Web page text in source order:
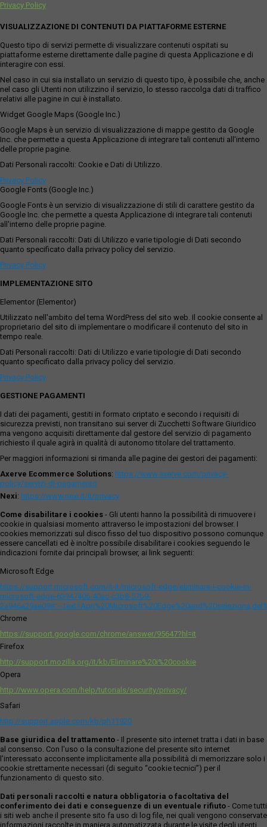
Privacy Policy
VISUALIZZAZIONE DI CONTENUTI DA PIATTAFORME ESTERNE
Questo tipo di servizi permette di visualizzare contenuti ospitati su
piattaforme esterne direttamente dalle pagine di questa Applicazione e di
interagire con essi.
Nel caso in cui sia installato un servizio di questo tipo, è possibile che, anche
nel caso gli Utenti non utilizzino il servizio, lo stesso raccolga dati di traffico
relativi alle pagine in cui è installato.
Widget Google Maps (Google Inc.)
Google Maps è un servizio di visualizzazione di mappe gestito da Google
Inc. che permette a questa Applicazione di integrare tali contenuti all'interno
delle proprie pagine.
Dati Personali raccolti: Cookie e Dati di Utilizzo.
Privacy Policy
Google Fonts (Google Inc.)
Google Fonts è un servizio di visualizzazione di stili di carattere gestito da
Google Inc. che permette a questa Applicazione di integrare tali contenuti
all'interno delle proprie pagine.
Dati Personali raccolti: Dati di Utilizzo e varie tipologie di Dati secondo
quanto specificato dalla privacy policy del servizio.
Privacy Policy
IMPLEMENTAZIONE SITO
Elementor (Elementor)
Utilizzato nell'ambito del tema WordPress del sito web. Il cookie consente al
proprietario del sito di implementare o modificare il contenuto del sito in
tempo reale.
Dati Personali raccolti: Dati di Utilizzo e varie tipologie di Dati secondo
quanto specificato dalla privacy policy del servizio.
Privacy Policy
GESTIONE PAGAMENTI
I dati dei pagamenti, gestiti in formato criptato e secondo i requisiti di
sicurezza previsti, non transitano sui server di Zucchetti Software Giuridico
ma vengono acquisiti direttamente dal gestore del servizio di pagamento
richiesto il quale agirà in qualità di autonomo titolare del trattamento.
Per maggiori informazioni si rimanda alle pagine dei gestori dei pagamenti:
Axerve Ecommerce Solutions: https://www.axerve.com/privacy-
policy/servizi-di-pagamento
Nexi: https://www.nexi.it/it/privacy
Come disabilitare i cookies - Gli utenti hanno la possibilità di rimuovere i
cookie in qualsiasi momento attraverso le impostazioni del browser. I
cookies memorizzati sul disco fisso del tuo dispositivo possono comunque
essere cancellati ed è inoltre possibile disabilitare i cookies seguendo le
indicazioni fornite dai principali browser, ai link seguenti:
Microsoft Edge
https://support.microsoft.com/it-it/microsoft-edge/eliminare-i-cookie-in-
microsoft-edge-63947406-40ac-c3b8-57b9-
Chrome
https://support.google.com/chrome/answer/95647?hl=it
Firefox
http://support.mozilla.org/it/kb/Eliminare%20i%20cookie
Opera
http://www.opera.com/help/tutorials/security/privacy/
Safari
http://support.apple.com/kb/ph11920
Base giuridica del trattamento - Il presente sito internet tratta i dati in base
al consenso. Con l'uso o la consultazione del presente sito internet
l’interessato acconsente implicitamente alla possibilità di memorizzare solo i
cookie strettamente necessari (di seguito “cookie tecnici”) per il
funzionamento di questo sito.
Dati personali raccolti e natura obbligatoria o facoltativa del
conferimento dei dati e conseguenze di un eventuale rifiuto - Come tutti
i siti web anche il presente sito fa uso di log file, nei quali vengono conservate
informazioni raccolte in maniera automatizzata durante le visite degli utenti.